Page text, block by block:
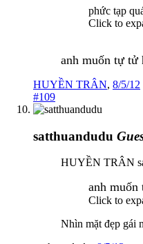
phức tạp
Click to
anh muốn tự tử
HUYỀN TRÂN, 8/5/12
#109
satthuandudu
HUYỀN TRÂN
anh muốn
Click to
Nhìn mặt đẹp gái